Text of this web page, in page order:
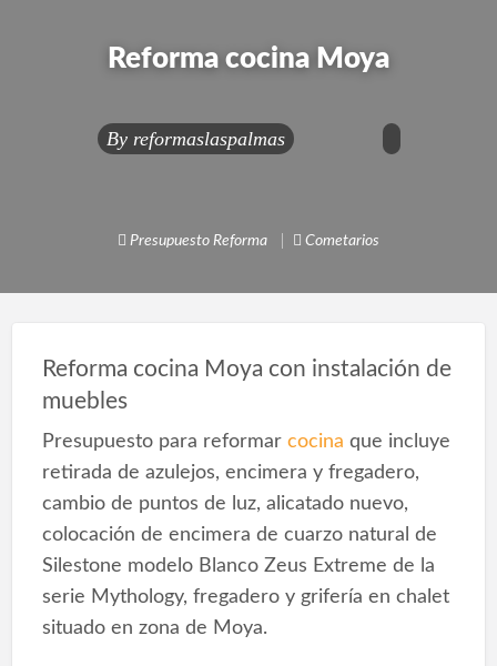
Reforma cocina Moya
By reformaslaspalmas
Presupuesto Reforma Cometarios
Reforma cocina Moya con instalación de
muebles
Presupuesto para reformar cocina que incluye
retirada de azulejos, encimera y fregadero,
cambio de puntos de luz, alicatado nuevo,
colocación de encimera de cuarzo natural de
Silestone modelo Blanco Zeus Extreme de la
serie Mythology, fregadero y grifería en chalet
situado en zona de Moya.